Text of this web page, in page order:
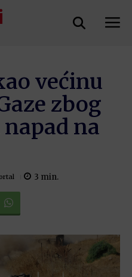
većinu
zbog
na
3 min.